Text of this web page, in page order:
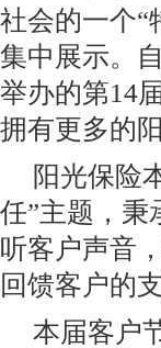
社会的一个“
集中展示。
举办的第14
拥有更多的
阳光保险
任”主题，
听客户声音
回馈客户的
本届客户